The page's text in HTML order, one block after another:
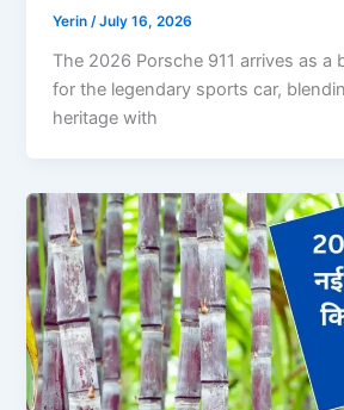
Yerin/July 16, 2026
The 2026 Porsche 911 arrives as a
for the legendary sports car,
heritage with